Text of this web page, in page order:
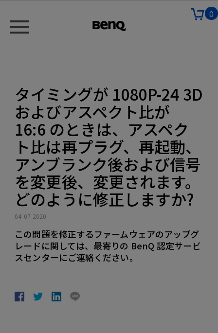
0
タイミングが 1080P-24 3D
およびアスペクト比が
16:6 のときは、アスペク
ト比は再プラグ、再起動、
アンブランク後および信号
を変更後、変更されます。
どのように修正しますか?
04-07-2020
この問題を修正するファームウェアのアップグ
レードに関しては、最寄りの BenQ 認定サービ
スセンターにご連絡ください。